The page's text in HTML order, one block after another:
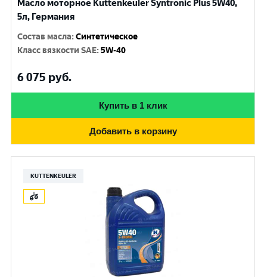
Масло моторное Kuttenkeuler Syntronic Plus 5W40,
5л, Германия
Состав масла:Синтетическое
Класс вязкости SAE:5W-40
6 075 руб.
Купить в 1 клик
Добавить в корзину
KUTTENKEULER